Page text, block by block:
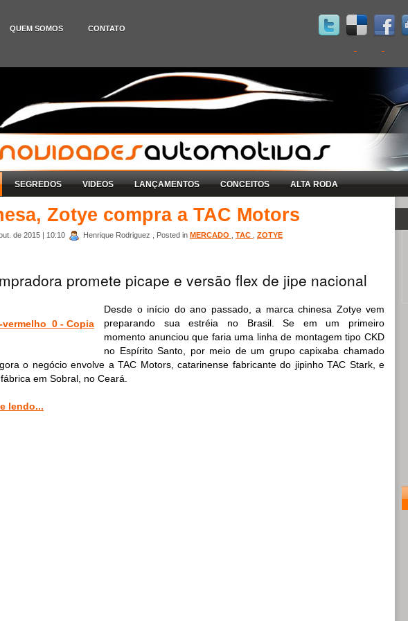
QUEM SOMOS CONTATO
SEGREDOS VIDEOS LANÇAMENTOS CONCEITOS ALTA RODA
Zotye compra a TAC Motors
de 2015 | 10:10 Henrique Rodriguez , Posted in MERCADO TAC ZOTYE
promete picape e versão flex de jipe nacional
Desde o início do ano passado, a marca chinesa Zotye vem
preparando sua estréia no Brasil. Se em um primeiro
momento anunciou que faria uma linha de montagem tipo CKD
no Espírito Santo, por meio de um grupo capixaba chamado
o negócio envolve a TAC Motors, catarinense fabricante do jipinho TAC Stark, e
em Sobral, no Ceará.
lendo...